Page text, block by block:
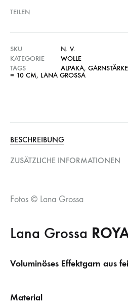
TEILEN
SKU
N. V.
KATEGORIE
WOLLE
TAGS
ALPAKA,
= 10 CM, LANA GROSSA
BESCHREIBUNG
ZUSÄTZLICHE INFORMATIONEN
Fotos © Lana Grossa
Lana Grossa
Voluminöses Effektgarn aus
Material